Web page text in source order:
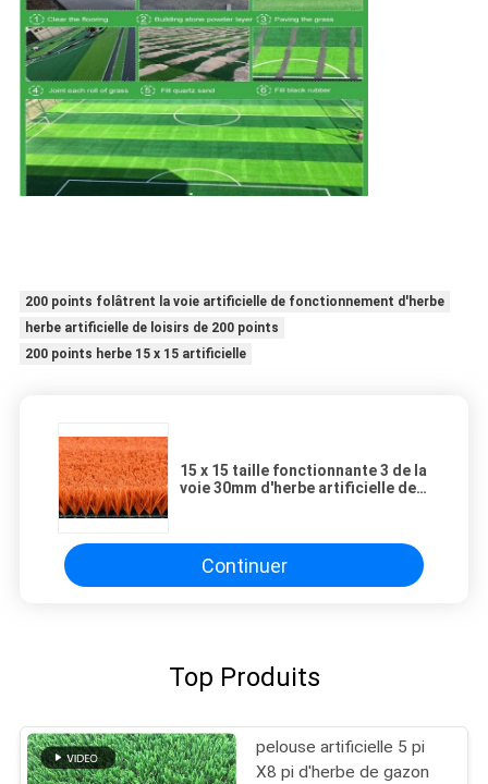
200 points folâtrent la voie artificielle de fonctionnement d'herbe
herbe artificielle de loisirs de 200 points
200 points herbe 15 x 15 artificielle
15 x 15 taille fonctionnante 3 de la
voie 30mm d'herbe artificielle de
Continuer
Top Produits
pelouse artificielle 5 pi
X8 pi d'herbe de gazon